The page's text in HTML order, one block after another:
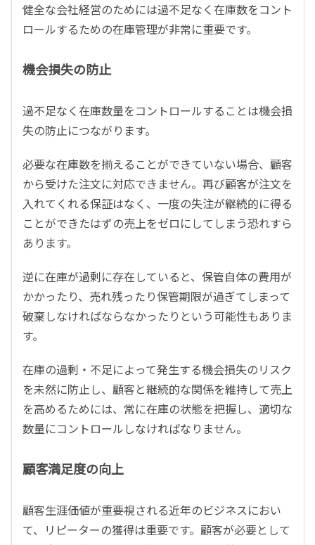
健全な会社経営のためには過不足なく在庫数をコント
ロールするための在庫管理が非常に重要です。
機会損失の防止
過不足なく在庫数量をコントロールすることは機会損
失の防止につながります。
必要な在庫数を揃えることができていない場合、顧客
から受けた注文に対応できません。再び顧客が注文を
入れてくれる保証はなく、一度の失注が継続的に得る
ことができたはずの売上をゼロにしてしまう恐れすら
あります。
逆に在庫が過剰に存在していると、保管自体の費用が
かかったり、売れ残ったり保管期限が過ぎてしまって
破棄しなければならなかったりという可能性もありま
す。
在庫の過剰・不足によって発生する機会損失のリスク
を未然に防止し、顧客と継続的な関係を維持して売上
を高めるためには、常に在庫の状態を把握し、適切な
数量にコントロールしなければなりません。
顧客満足度の向上
顧客生涯価値が重要視される近年のビジネスにおい
て、リピーターの獲得は重要です。顧客が必要として